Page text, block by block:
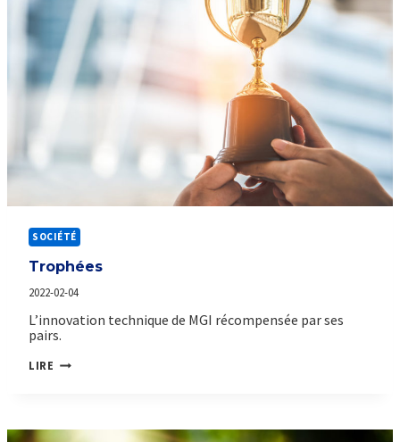
SOCIÉTÉ
Trophées
2022-02-04
L’innovation technique de MGI récompensée par ses
pairs.
LIRE TROPHÉES